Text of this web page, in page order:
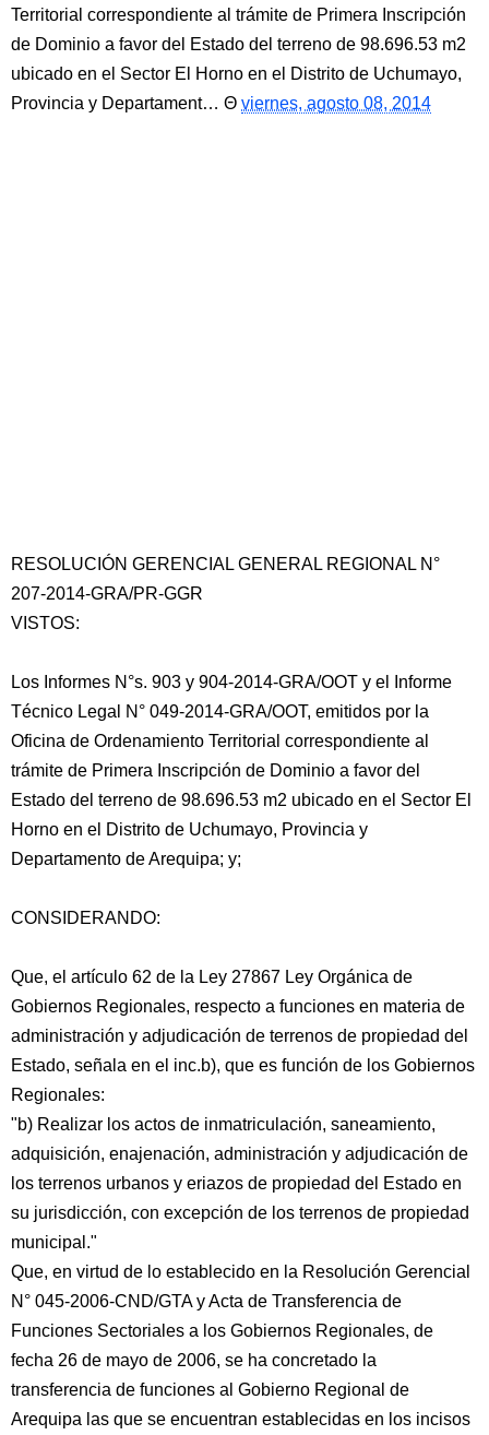
Territorial correspondiente al trámite de Primera Inscripción
de Dominio a favor del Estado del terreno de 98.696.53 m2
ubicado en el Sector El Horno en el Distrito de Uchumayo,
Provincia y Departament…
viernes, agosto 08, 2014
RESOLUCIÓN GERENCIAL GENERAL REGIONAL N°
207-2014-GRA/PR-GGR
VISTOS:
Los Informes N°s. 903 y 904-2014-GRA/OOT y el Informe
Técnico Legal N° 049-2014-GRA/OOT, emitidos por la
Oficina de Ordenamiento Territorial correspondiente al
trámite de Primera Inscripción de Dominio a favor del
Estado del terreno de 98.696.53 m2 ubicado en el Sector El
Horno en el Distrito de Uchumayo, Provincia y
Departamento de Arequipa; y;
CONSIDERANDO:
Que, el artículo 62 de la Ley 27867 Ley Orgánica de
Gobiernos Regionales, respecto a funciones en materia de
administración y adjudicación de terrenos de propiedad del
Estado, señala en el inc.b), que es función de los Gobiernos
Regionales:
"b) Realizar los actos de inmatriculación, saneamiento,
adquisición, enajenación, administración y adjudicación de
los terrenos urbanos y eriazos de propiedad del Estado en
su jurisdicción, con excepción de los terrenos de propiedad
municipal."
Que, en virtud de lo establecido en la Resolución Gerencial
N° 045-2006-CND/GTA y Acta de Transferencia de
Funciones Sectoriales a los Gobiernos Regionales, de
fecha 26 de mayo de 2006, se ha concretado la
transferencia de funciones al Gobierno Regional de
Arequipa las que se encuentran establecidas en los incisos